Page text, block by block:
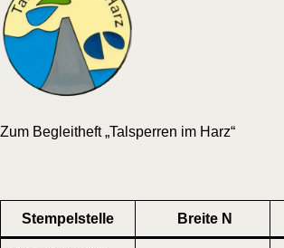
Zum Begleit­heft „Tal­sper­ren im Harz“
Stem­pel­stel­le Brei­te N